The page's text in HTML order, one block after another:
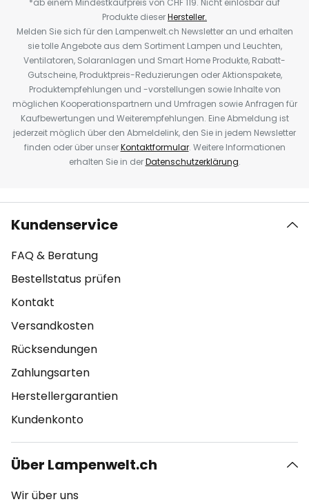
*ab einem Mindestkaufpreis von CHF 119. Nicht einlösbar auf
Produkte dieserHersteller.
Melden Sie sich für den Lampenwelt.ch Newsletter an und erhalten
sie tolle Angebote aus dem Sortiment Lampen und Leuchten,
Ventilatoren, Solaranlagen und Smart Home Produkte, Rabatt-
Gutscheine, Produktpreis-Reduzierungen oder Aktionspakete,
Produktempfehlungen und -vorstellungen sowie Inhalte von
möglichen Kooperationspartnern und Umfragen sowie Anfragen für
Kaufbewertungen und Weiterempfehlungen. Eine Abmeldung ist
jederzeit möglich über den Abmeldelink, den Sie in jedem Newsletter
finden oder über unserKontaktformular. Weitere Informationen
erhalten Sie in derDatenschutzerklärung.
Kundenservice
FAQ & Beratung
Bestellstatus prüfen
Kontakt
Versandkosten
Rücksendungen
Zahlungsarten
Herstellergarantien
Kundenkonto
Über Lampenwelt.ch
Wir über uns